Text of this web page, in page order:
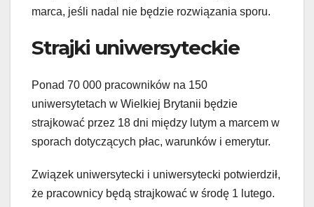
marca, jeśli nadal nie będzie rozwiązania sporu.
Strajki uniwersyteckie
Ponad 70 000 pracowników na 150
uniwersytetach w Wielkiej Brytanii będzie
strajkować przez 18 dni między lutym a marcem w
sporach dotyczących płac, warunków i emerytur.
Związek uniwersytecki i uniwersytecki potwierdził,
że pracownicy będą strajkować w środę 1 lutego.